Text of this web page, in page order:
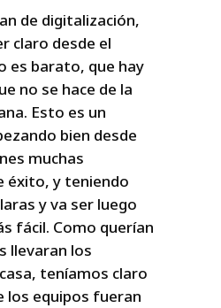
de digitalización,
claro desde el
es barato, que hay
no se hace de la
Esto es un
bien desde
muchas
éxito, y teniendo
y va ser luego
fácil. Como querían
llevaran los
teníamos claro
los equipos fueran